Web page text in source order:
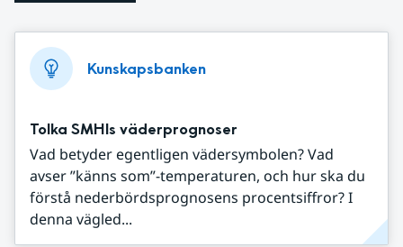
Kunskapsbanken
Tolka SMHIs väderprognoser
Vad betyder egentligen vädersymbolen? Vad
avser ”känns som”-temperaturen, och hur ska du
förstå nederbördsprognosens procentsiffror? I
denna vägled...